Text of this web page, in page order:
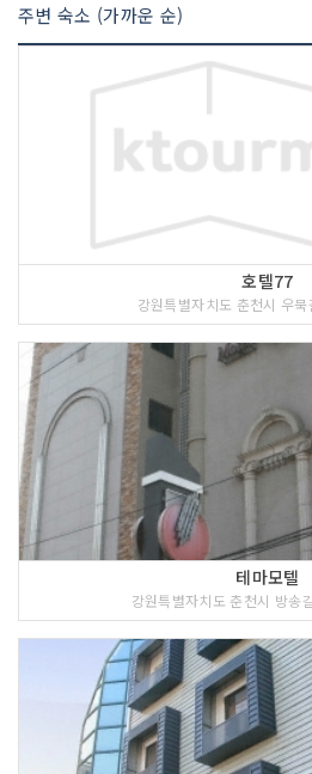
제품과 서비스
(6) 국제 홍보
운영3. 소비자
토부스- 막국
제 기념사진
경 나무놀이
실 캐릭터 그
현실 기술로
직샌드 모래놀
막닭 MBTI- 나
를 추천받는
내크루 인형
형뽑기 이벤트
사회와 함께
수 체험관- 춘
접 만들어 보
천의 대표 음
적인 가격으로
역 음식점, 농
업이 함께 참여
식, 공연, 체험
간에서 즐길
천의 미식문화
체류형 관광
구 및 외국인
참여할 수 있
주변 숙소 (가까운 순)
호텔77
강원특별자치도 춘천시 우
테마모텔
강원특별자치도 춘천시 방송